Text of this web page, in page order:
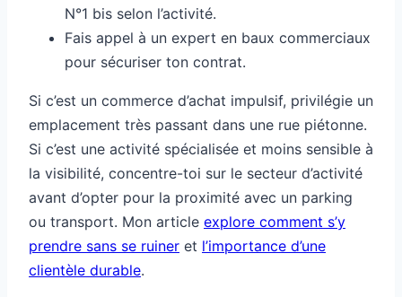
N°1 bis selon l’activité.
Fais appel à un expert en baux commerciaux
pour sécuriser ton contrat.
Si c’est un commerce d’achat impulsif, privilégie un
emplacement très passant dans une rue piétonne.
Si c’est une activité spécialisée et moins sensible à
la visibilité, concentre-toi sur le secteur d’activité
avant d’opter pour la proximité avec un parking
ou transport. Mon article explore comment s’y
prendre sans se ruiner et l’importance d’une
clientèle durable.